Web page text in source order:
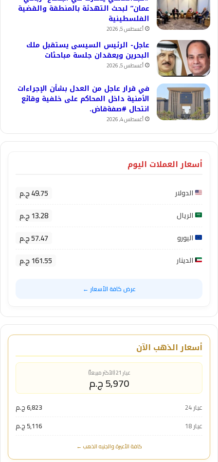
عمان” لبحث التهدئة بالمنطقة والقضية
الفلسطينية
أغسطس 5, 2026
عاجل- الرئيس السيسى يستقبل ملك
البحرين ويعقدان جلسة مباحثات
أغسطس 5, 2026
في قرار عاجل من العدل بشأن الإجراءات
الأمنية داخل المحاكم على خلفية وقائع
انتحال #صفةقاض.
أغسطس 4, 2026
أسعار العملات اليوم
الدولار 49.75 ج.م
الريال 13.28 ج.م
اليورو 57.47 ج.م
الدينار 161.55 ج.م
عرض كافة الأسعار ←
أسعار الذهب الآن
عيار 21 (الأكثر مبيعاً)
5,970 ج.م
عيار 24
6,823 ج.م
عيار 18
5,116 ج.م
كافة الأعيرة والجنيه الذهب ←